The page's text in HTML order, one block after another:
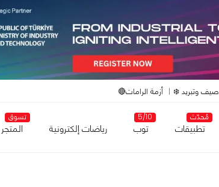
صيف وتبريد ❄️ أزمة الرامات🔴
مُحدّث
تطبيقات
5/10
توب رياضات إلكترونية
تسوق
المتجر